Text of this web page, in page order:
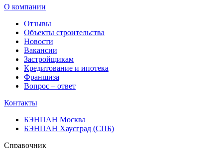
О компании
Отзывы
Объекты строительства
Новости
Вакансии
Застройщикам
Кредитование и ипотека
Франшиза
Вопрос – ответ
Контакты
БЭНПАН Москва
БЭНПАН Хаусград (СПБ)
Справочник